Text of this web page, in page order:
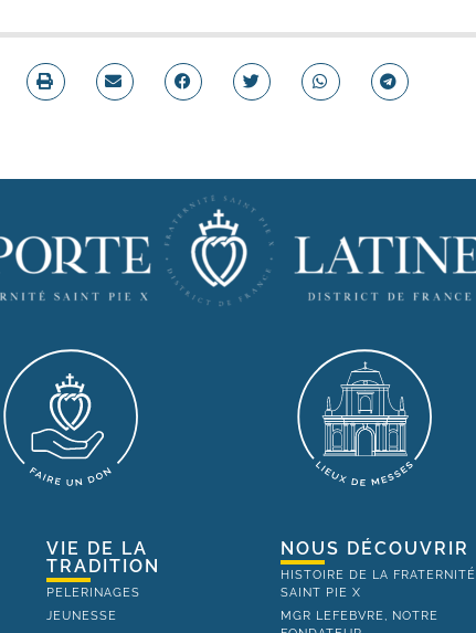
VIE DE LA
TRADITION
PELERINAGES
JEUNESSE
NOUS DÉCOUVRIR
HISTOIRE DE LA FRATERNITÉ
SAINT PIE X
MGR LEFEBVRE, NOTRE